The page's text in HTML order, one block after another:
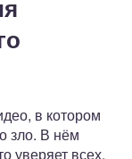
в котором
зло. В нём
уверяет всех,